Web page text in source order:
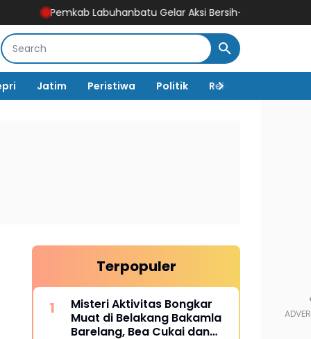
Labuhanbatu Gelar Aksi Bersih-Bersih Sambut HUT Ke-81
Jatim Peristiwa Politik Religi
Terpopuler
Misteri Aktivitas Bongkar
Muat di Belakang Bakamla
Barelang, Bea Cukai dan